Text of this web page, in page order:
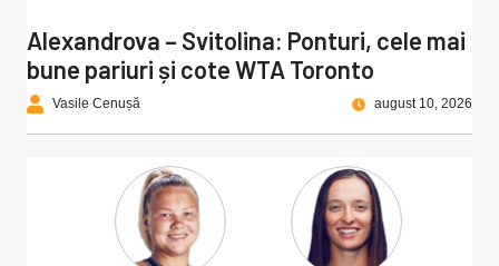
Alexandrova – Svitolina: Ponturi, cele mai
bune pariuri și cote WTA Toronto
Vasile Cenușă august 10, 2026